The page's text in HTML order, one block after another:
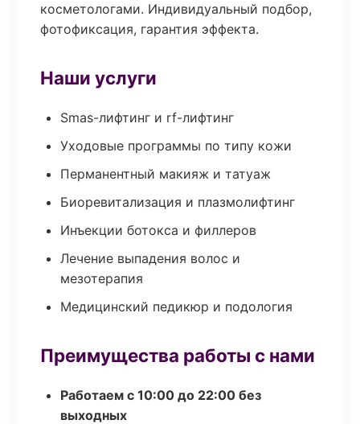
косметологами. Индивидуальный подбор,
фотофиксация, гарантия эффекта.
Наши услуги
Smas-лифтинг и rf-лифтинг
Уходовые программы по типу кожи
Перманентный макияж и татуаж
Биоревитализация и плазмолифтинг
Инъекции ботокса и филлеров
Лечение выпадения волос и
мезотерапия
Медицинский педикюр и подология
Преимущества работы с нами
Работаем с 10:00 до 22:00 без
выходных